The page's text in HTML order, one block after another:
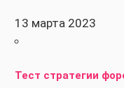
13 марта 2023
Тест стратегии